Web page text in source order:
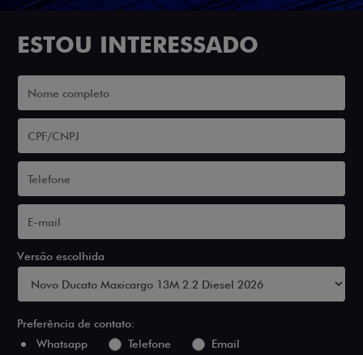
ESTOU INTERESSADO
Versão escolhida
Preferência de contato:
Whatsapp
Telefone Email